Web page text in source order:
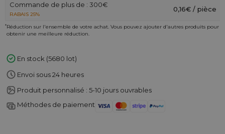
Commande de plus de : 300€
RABAIS 25%
0,16€ / pièce
*Réduction sur l'ensemble de votre achat. Vous pouvez ajouter d'autres produits pour
obtenir une meilleure réduction.
En stock (5680 lot)
Envoi sous 24 heures
Produit personnalisé : 5-10 jours ouvrables
Méthodes de paiement